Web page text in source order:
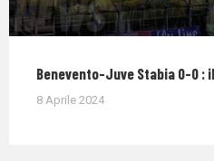
Benevento-Juve Stabia 0-0 :
8 Aprile 2024